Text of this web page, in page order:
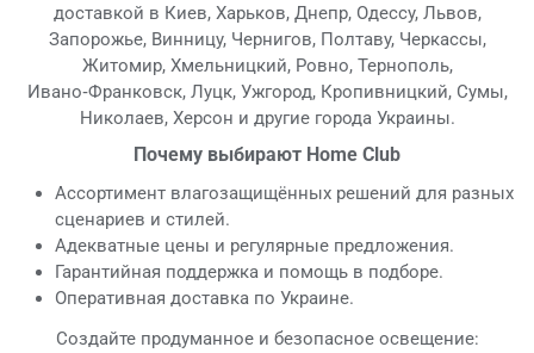
доставкой в Киев, Харьков, Днепр, Одессу, Львов,
Запорожье, Винницу, Чернигов, Полтаву, Черкассы,
Житомир, Хмельницкий, Ровно, Тернополь,
Ивано‑Франковск, Луцк, Ужгород, Кропивницкий, Сумы,
Николаев, Херсон и другие города Украины.
Почему выбирают Home Club
Ассортимент влагозащищённых решений для разных
сценариев и стилей.
Адекватные цены и регулярные предложения.
Гарантийная поддержка и помощь в подборе.
Оперативная доставка по Украине.
Создайте продуманное и безопасное освещение: